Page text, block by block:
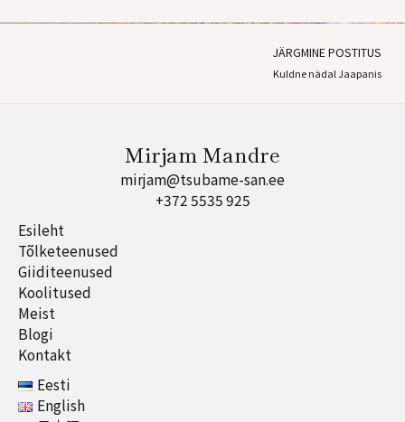
JÄRGMINE POSTITUS
Kuldne nädal Jaapanis
Mirjam Mandre
mirjam@tsubame-san.ee
+372 5535 925
Esileht
Tõlketeenused
Giiditeenused
Koolitused
Meist
Blogi
Kontakt
Eesti
English